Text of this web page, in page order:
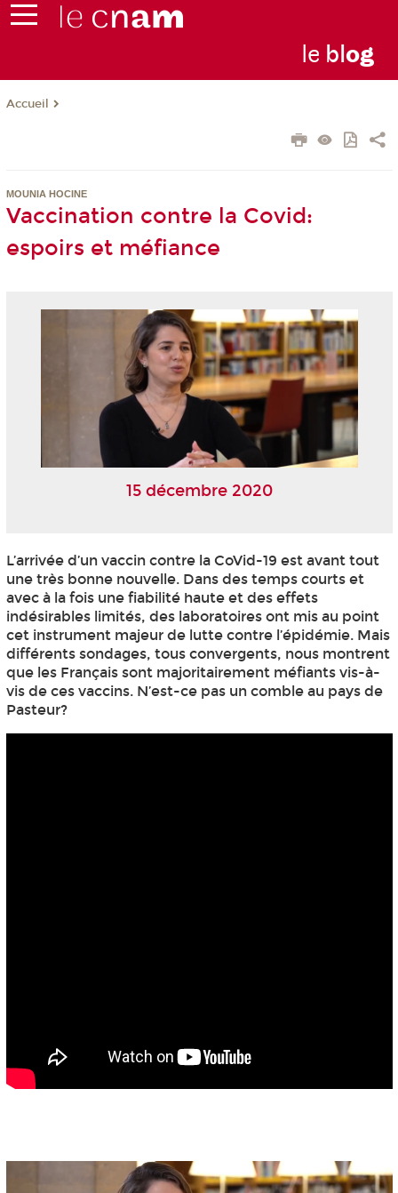
le blog
Accueil
MOUNIA HOCINE
Vaccination contre la Covid:
espoirs et méfiance
15 décembre 2020
L’arrivée d’un vaccin contre la CoVid-19 est avant tout
une très bonne nouvelle. Dans des temps courts et
avec à la fois une fiabilité haute et des effets
indésirables limités, des laboratoires ont mis au point
cet instrument majeur de lutte contre l’épidémie. Mais
différents sondages, tous convergents, nous montrent
que les Français sont majoritairement méfiants vis-à-
vis de ces vaccins. N’est-ce pas un comble au pays de
Pasteur?